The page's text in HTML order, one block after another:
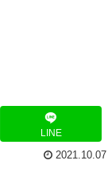
LINE
2021.10.07